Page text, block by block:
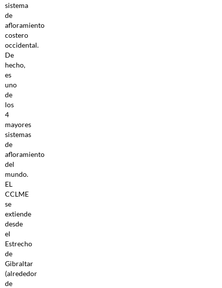
sistema
de
afloramiento
costero
occidental.
De
hecho,
es
uno
de
los
4
mayores
sistemas
de
afloramiento
del
mundo.
EL
CCLME
se
extiende
desde
el
Estrecho
de
Gibraltar
(alrededor
de